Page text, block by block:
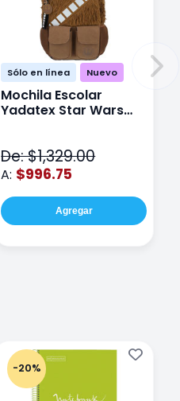
Sólo en línea Nuevo
Mochila Escolar
Yadatex Star Wars
De: $1,329.00
A: $996.75
Agregar
-20%